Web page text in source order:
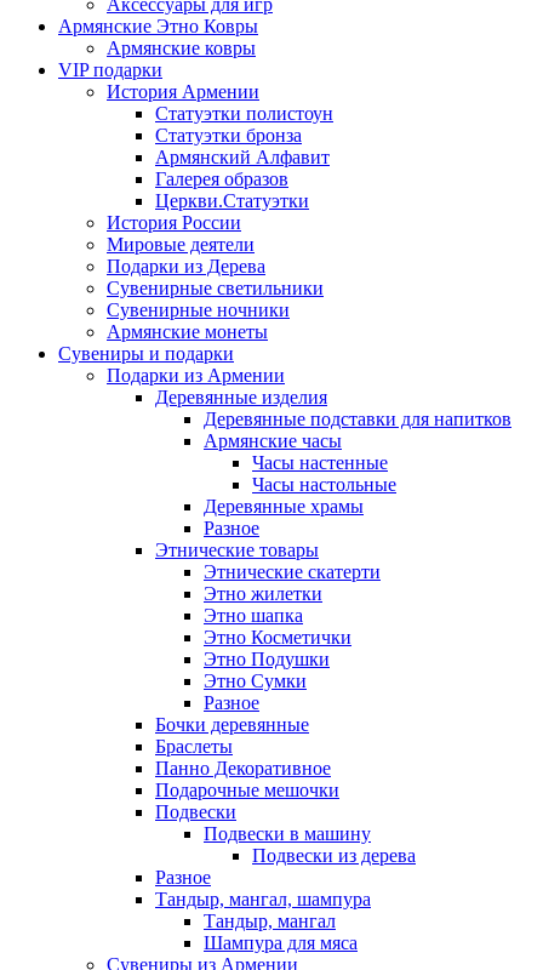
Аксессуары для игр
Армянские Этно Ковры
Армянские ковры
VIP подарки
История Армении
Статуэтки полистоун
Статуэтки бронза
Армянский Алфавит
Галерея образов
Церкви.Статуэтки
История России
Мировые деятели
Подарки из Дерева
Сувенирные светильники
Сувенирные ночники
Армянские монеты
Сувениры и подарки
Подарки из Армении
Деревянные изделия
Деревянные подставки для напитков
Армянские часы
Часы настенные
Часы настольные
Деревянные храмы
Разное
Этнические товары
Этнические скатерти
Этно жилетки
Этно шапка
Этно Косметички
Этно Подушки
Этно Сумки
Разное
Бочки деревянные
Браслеты
Панно Декоративное
Подарочные мешочки
Подвески
Подвески в машину
Подвески из дерева
Разное
Тандыр, мангал, шампура
Тандыр, мангал
Шампура для мяса
Сувениры из Армении